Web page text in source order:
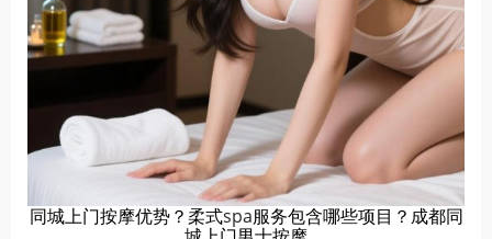
同城上门按摩优势？柔式spa服务包含哪些项目？成都同